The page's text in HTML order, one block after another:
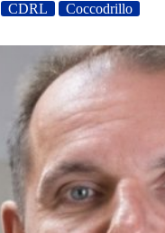
CDRL Coccodrillo